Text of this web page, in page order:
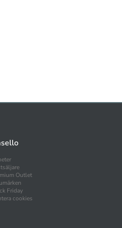
Outlet
Friday
cookies